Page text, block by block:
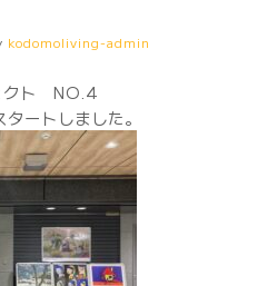
kodomoliving-admin
クト NO.4
ートしました。